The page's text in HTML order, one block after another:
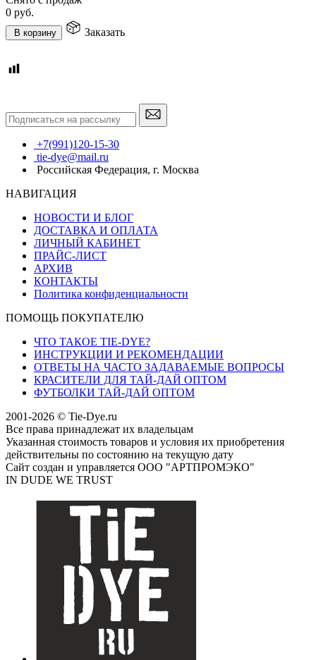
0 руб.
В корзину Заказать
+7(991)120-15-30
tie-dye@mail.ru
Российская Федерация, г. Москва
НАВИГАЦИЯ
НОВОСТИ И БЛОГ
ДОСТАВКА И ОПЛАТА
ЛИЧНЫЙ КАБИНЕТ
ПРАЙС-ЛИСТ
АРХИВ
КОНТАКТЫ
Политика конфиденциальности
ПОМОЩЬ ПОКУПАТЕЛЮ
ЧТО ТАКОЕ TIE-DYE?
ИНСТРУКЦИИ И РЕКОМЕНДАЦИИ
ОТВЕТЫ НА ЧАСТО ЗАДАВАЕМЫЕ ВОПРОСЫ
КРАСИТЕЛИ ДЛЯ ТАЙ-ДАЙ ОПТОМ
ФУТБОЛКИ ТАЙ-ДАЙ ОПТОМ
2001-2026 © Tie-Dye.ru
Все права принадлежат их владельцам
Указанная стоимость товаров и условия их приобретения
действительны по состоянию на текущую дату
Сайт создан и управляется ООО "АРТПРОМЭКО"
IN DUDE WE TRUST